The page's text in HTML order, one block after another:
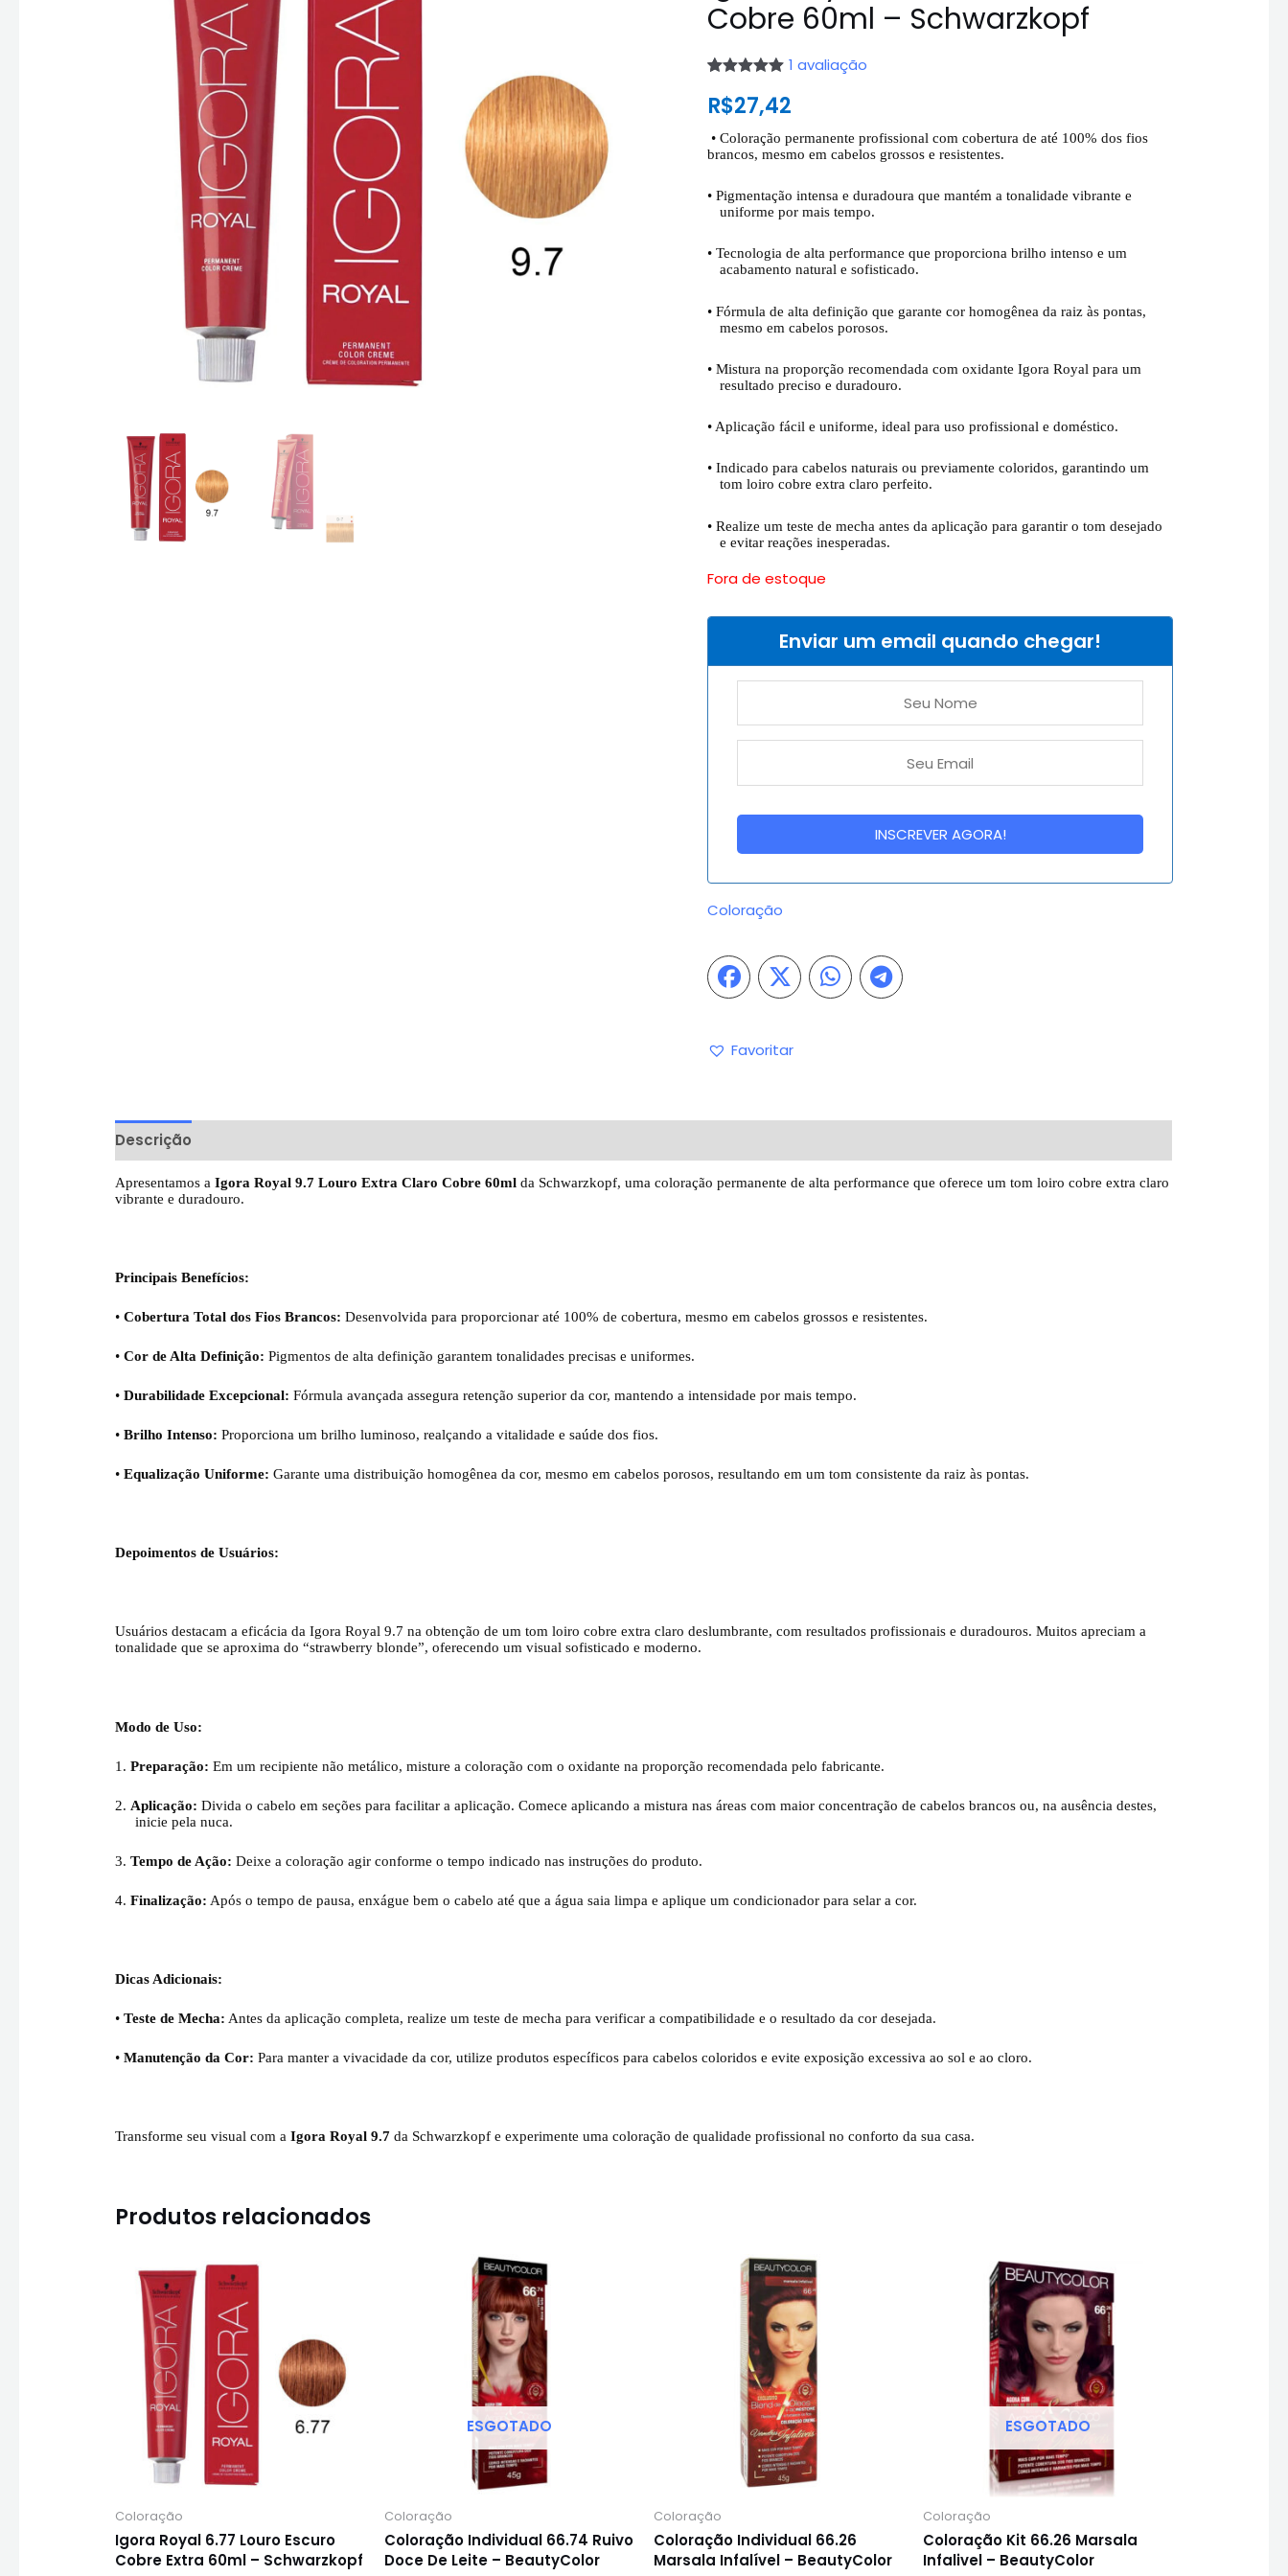
Cobre 60ml – Schwarzkopf
como5.00
de 5, com
em
avaliação de
1 avaliação
R$27,42
• Coloração permanente profissional com cobertura de até 100% dos fios
brancos, mesmo em cabelos grossos e resistentes.
• Pigmentação intensa e duradoura que mantém a tonalidade vibrante e
uniforme por mais tempo.
• Tecnologia de alta performance que proporciona brilho intenso e um
acabamento natural e sofisticado.
• Fórmula de alta definição que garante cor homogênea da raiz às pontas,
mesmo em cabelos porosos.
• Mistura na proporção recomendada com oxidante Igora Royal para um
resultado preciso e duradouro.
• Aplicação fácil e uniforme, ideal para uso profissional e doméstico.
• Indicado para cabelos naturais ou previamente coloridos, garantindo um
tom loiro cobre extra claro perfeito.
• Realize um teste de mecha antes da aplicação para garantir o tom desejado
e evitar reações inesperadas.
Fora de estoque
Enviar um email quando chegar!
Coloração
Favoritar
Descrição
Apresentamos aIgora Royal 9.7 Louro Extra Claro Cobre 60ml da Schwarzkopf, uma coloração permanente de alta performance que oferece um tom loiro cobre extra claro
vibrante e duradouro.
Principais Benefícios:
• Cobertura Total dos Fios Brancos: Desenvolvida para proporcionar até 100% de cobertura, mesmo em cabelos grossos e resistentes.
• Cor de Alta Definição: Pigmentos de alta definição garantem tonalidades precisas e uniformes.
• Durabilidade Excepcional: Fórmula avançada assegura retenção superior da cor, mantendo a intensidade por mais tempo.
• Brilho Intenso: Proporciona um brilho luminoso, realçando a vitalidade e saúde dos fios.
• Equalização Uniforme: Garante uma distribuição homogênea da cor, mesmo em cabelos porosos, resultando em um tom consistente da raiz às pontas.
Depoimentos de Usuários:
Usuários destacam a eficácia da Igora Royal 9.7 na obtenção de um tom loiro cobre extra claro deslumbrante, com resultados profissionais e duradouros. Muitos apreciam a
tonalidade que se aproxima do “strawberry blonde”, oferecendo um visual sofisticado e moderno.
Modo de Uso:
1. Preparação: Em um recipiente não metálico, misture a coloração com o oxidante na proporção recomendada pelo fabricante.
2. Aplicação: Divida o cabelo em seções para facilitar a aplicação. Comece aplicando a mistura nas áreas com maior concentração de cabelos brancos ou, na ausência destes,
inicie pela nuca.
3. Tempo de Ação: Deixe a coloração agir conforme o tempo indicado nas instruções do produto.
4. Finalização: Após o tempo de pausa, enxágue bem o cabelo até que a água saia limpa e aplique um condicionador para selar a cor.
Dicas Adicionais:
• Teste de Mecha: Antes da aplicação completa, realize um teste de mecha para verificar a compatibilidade e o resultado da cor desejada.
• Manutenção da Cor: Para manter a vivacidade da cor, utilize produtos específicos para cabelos coloridos e evite exposição excessiva ao sol e ao cloro.
Transforme seu visual com aIgora Royal 9.7 da Schwarzkopf e experimente uma coloração de qualidade profissional no conforto da sua casa.
Produtos relacionados
Coloração
Igora Royal 6.77 Louro Escuro
Cobre Extra 60ml – Schwarzkopf
ESGOTADO
Coloração
Coloração Individual 66.74 Ruivo
Doce De Leite – BeautyColor
Coloração
Coloração Individual 66.26
Marsala Infalível – BeautyColor
ESGOTADO
Coloração
Coloração Kit 66.26 Marsala
Infalivel – BeautyColor